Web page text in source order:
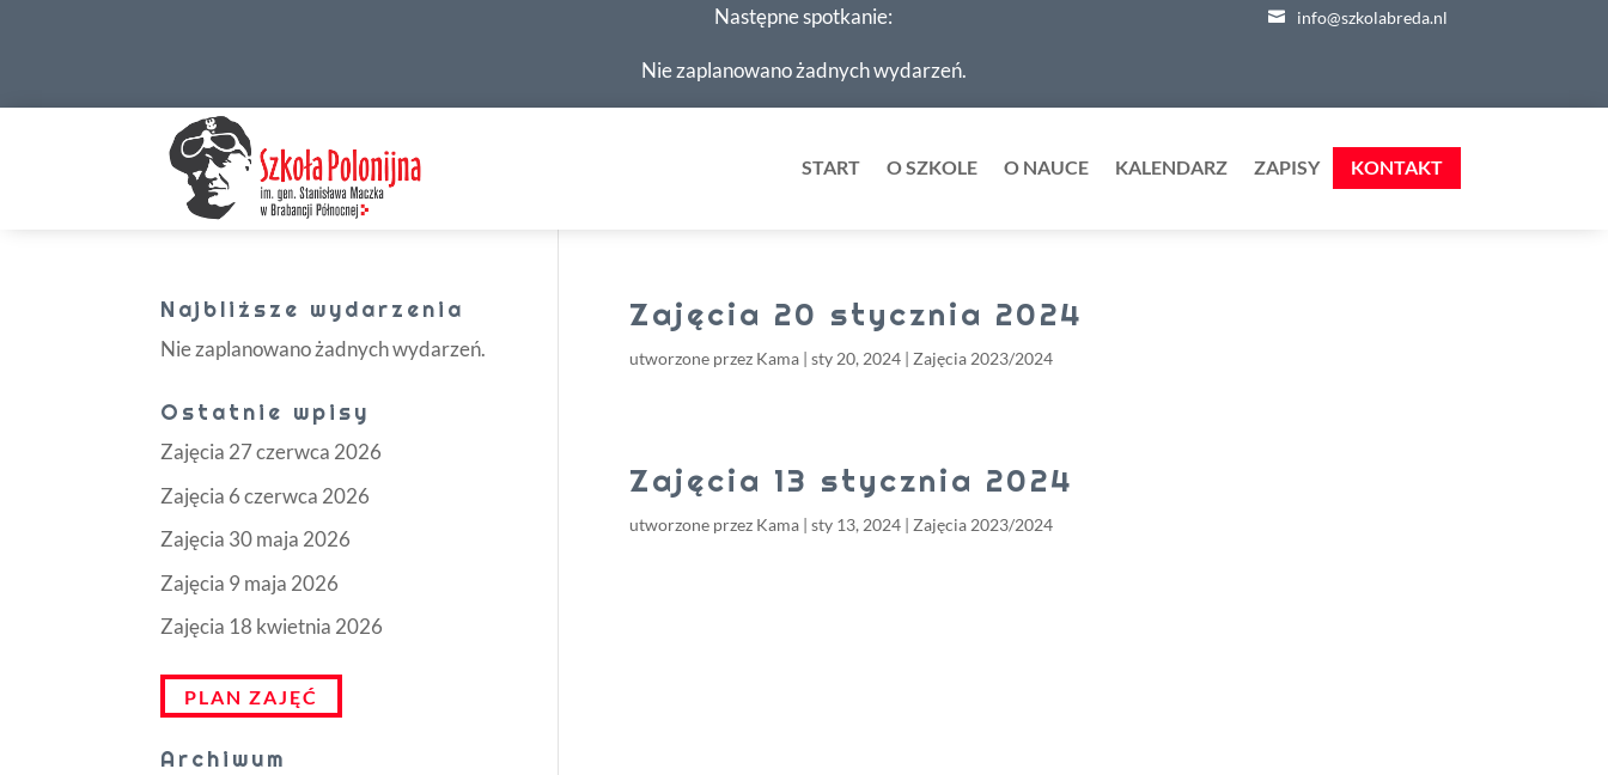
Następne spotkanie:
Nie zaplanowano żadnych wydarzeń.
info@szkolabreda.nl
START O SZKOLE O NAUCE KALENDARZ ZAPISY KONTAKT
Zajęcia 20 stycznia 2024
utworzone przez Kama| sty 20, 2024| Zajęcia 2023/2024
Zajęcia 13 stycznia 2024
utworzone przez Kama| sty 13, 2024| Zajęcia 2023/2024
Najbliższe wydarzenia
Nie zaplanowano żadnych wydarzeń.
Ostatnie wpisy
Zajęcia 27 czerwca 2026
Zajęcia 6 czerwca 2026
Zajęcia 30 maja 2026
Zajęcia 9 maja 2026
Zajęcia 18 kwietnia 2026
PLAN ZAJĘĆ
Archiwum